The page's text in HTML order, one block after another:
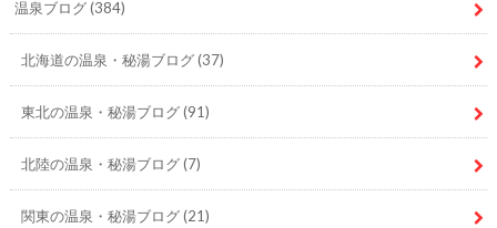
温泉ブログ(384)
北海道の温泉・秘湯ブログ(37)
東北の温泉・秘湯ブログ(91)
北陸の温泉・秘湯ブログ(7)
関東の温泉・秘湯ブログ(21)